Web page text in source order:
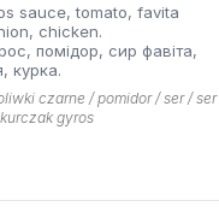
sauce, tomato, favita
chicken.
помідор, сир фавіта,
курка.
czarne / pomidor / ser / ser
gyros